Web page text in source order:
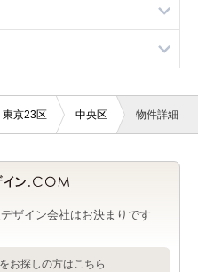
ト一覧
店舗物件・貸店舗・テナン
件・貸店舗・テナント一覧
店舗物件・貸店舗・テナン
物件・貸店舗・テナント一覧
件・貸店舗・テナント一覧
件・貸店舗・テナント一覧
テナント一覧
テナント一覧
・テナント一覧
舗・テナント一覧
・テナント一覧
東京23区 中央区 物件詳細
ザイン会社はお決まりです
お探しの方はこちら